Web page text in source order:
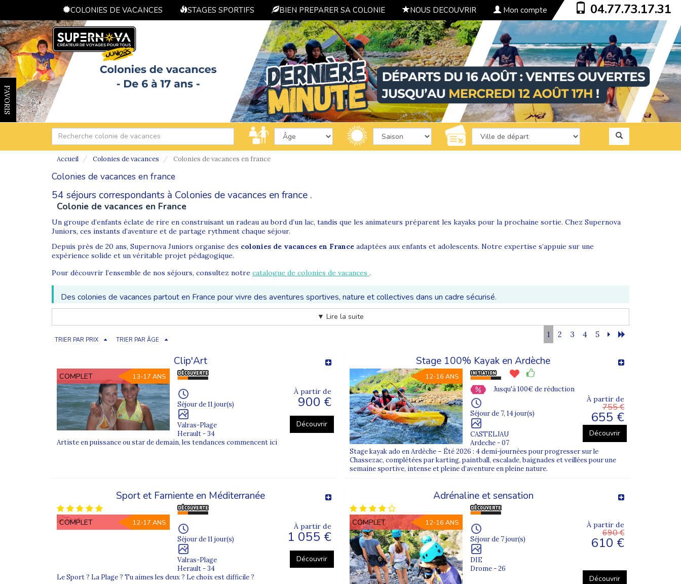
COLONIES DE VACANCES STAGES SPORTIFS BIEN PREPARER SA COLONIE NOUS DECOUVRIR Mon compte 04.77.73.17.31
FAVORIS
Accueil Colonies de vacances Colonies de vacances en france
Colonies de vacances en france
54 séjours correspondants à Colonies de vacances en france .
Colonie de vacances en France
Un groupe d’enfants éclate de rire en construisant un radeau au bord d’un lac, tandis que les animateurs préparent les kayaks pour la prochaine sortie. Chez Supernova
Juniors, ces instants d’aventure et de partage rythment chaque séjour.
Depuis près de 20 ans, Supernova Juniors organise des colonies de vacances en France adaptées aux enfants et adolescents. Notre expertise s’appuie sur une
expérience solide et un véritable projet pédagogique.
Pour découvrir l’ensemble de nos séjours, consultez notre catalogue de colonies de vacances .
Des colonies de vacances partout en France pour vivre des aventures sportives, nature et collectives dans un cadre sécurisé.
Chaque été, nous proposons plus de 10 destinations adaptées aux envies et aux âges des enfants et adolescents. Séjours multiactivités, colonies sportives, camps bord de
Colonies dans le Sud de la France
Provence-Alpes-Côte d’Azur
Pyrénées-Atlantique
Kayak, équitation, surf, randonnées, baignades ou ateliers créatifs : chaque destination propose des activités adaptées à l’âge et au profil des participants.
Des départs depuis de nombreuses villes
Nous organisons des départs depuis de nombreuses villes françaises : Lyon, Paris, Marseille, Lille, Nantes, Toulouse, Grenoble, Bordeaux, Strasbourg ou encore Saint-
Étienne. Quel que soit votre lieu de résidence, vous pouvez facilement accéder à nos séjours.
Des colonies à chaque vacances scolaires
Nos colonies sont proposées pendant toutes les vacances scolaires : été, Toussaint, hiver et printemps. En hiver, les jeunes peuvent découvrir les sports de neige comme
le ski, le snowboard ou la luge, toujours avec un encadrement qualifié.
Un groupe d’adolescents enfile leurs casques avant une descente en luge sur une piste enneigée.
▼ Lire la suite
TRIER PAR PRIX TRIER PAR ÂGE
1 2 3 4 5
Clip'Art
COMPLET 13-17 ANS
Séjour de 11 jour(s)
Valras-Plage
Herault - 34
À partir de
900 €
Découvrir
Artiste en puissance ou star de demain, les tendances commencent ici
Stage 100% Kayak en Ardèche
12-16 ANS
Jusqu'à 100€ de réduction
Séjour de 7, 14 jour(s)
CASTELJAU
Ardeche - 07
À partir de
755 €
655 €
Découvrir
Stage kayak ado en Ardèche – Été 2026 : 4 demi-journées pour progresser sur le
Chassezac, complétées par karting, paintball, escalade, baignades et veillées pour une
semaine sportive, intense et pleine d’aventure en pleine nature.
Sport et Farniente en Méditerranée
COMPLET 12-17 ANS
Séjour de 11 jour(s)
Valras-Plage
Herault - 34
À partir de
1 055 €
Découvrir
Le Sport ? La Plage ? Tu aimes les deux ? Le choix est difficile ?
Adrénaline et sensation
COMPLET 12-16 ANS
Séjour de 7 jour(s)
DIE
Drome - 26
À partir de
690 €
610 €
Découvrir